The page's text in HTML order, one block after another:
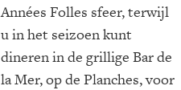
Années Folles sfeer, terwijl
u in het seizoen kunt
dineren in de grillige Bar de
la Mer, op de Planches, voor